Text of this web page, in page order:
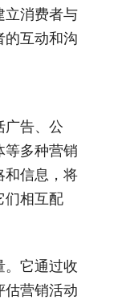
立消费者与
的互动和沟
广告、公
等多种营销
和信息，将
们相互配
。它通过收
估营销活动